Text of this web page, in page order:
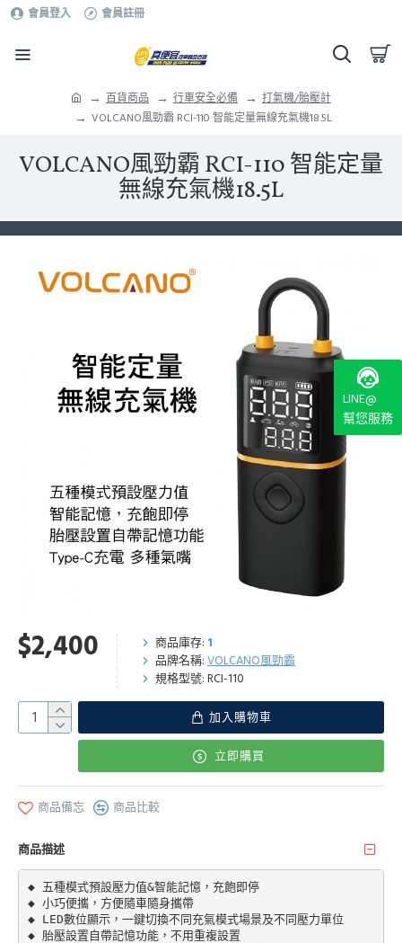
會員登入 會員註冊
百貨商品 行車安全必備
打氣機/胎壓計
VOLCANO風勁霸 RCI-110 智能定量無線充氣機18.5L
VOLCANO風勁霸 RCI-110 智能定量
無線充氣機18.5L
$2,400 商品庫存: 1
品牌名稱: VOLCANO風勁霸
規格型號: RCI-110
加入購物車
立即購買
商品備忘 商品比較
商品描述
◆ 五種模式預設壓力值&智能記憶，充飽即停
◆ 小巧便攜，方便隨車隨身攜帶
◆ LED數位顯示，一鍵切換不同充氣模式場景及不同壓力單位
◆ 胎壓設置自帶記憶功能，不用重複設置
LINE@
幫您服務